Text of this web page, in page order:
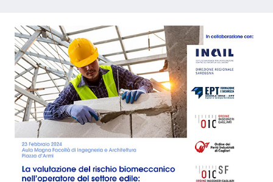
Convegno - “La valutazione del rischio